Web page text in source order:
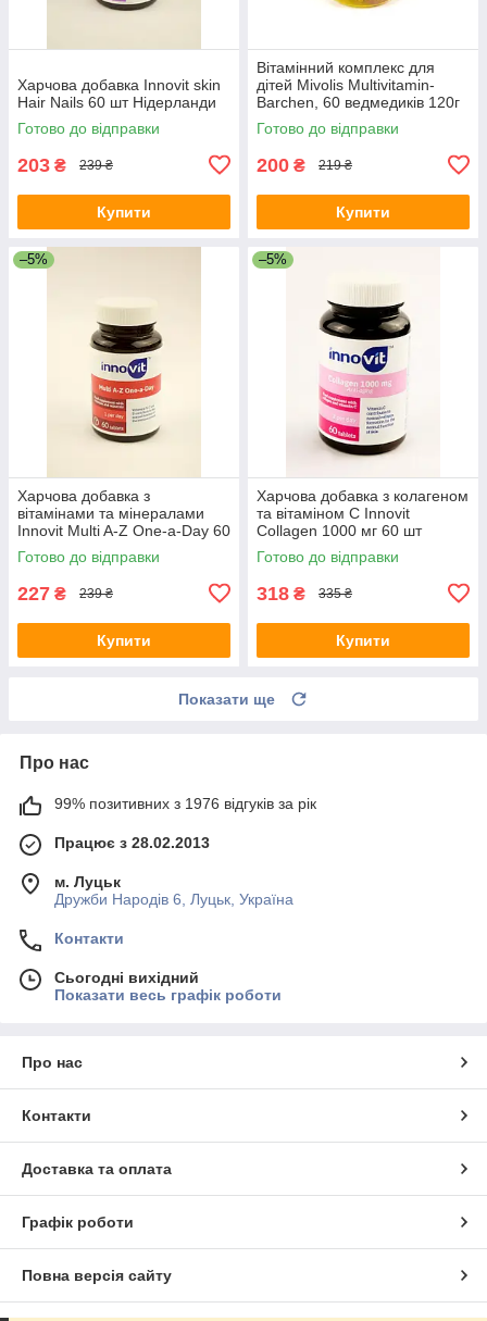
Харчова добавка Innovit skin
Hair Nails 60 шт Нідерланди
Готово до відправки
203 ₴ 239 ₴
Купити
Вітамінний комплекс для
дітей Mivolis Multivitamin-
Barchen, 60 ведмедиків 120г
(Німеччина)
Готово до відправки
200 ₴ 219 ₴
Купити
–5%
Харчова добавка з
вітамінами та мінералами
Innovit Multi A-Z One-a-Day 60
шт Нідерланди
Готово до відправки
227 ₴ 239 ₴
Купити
–5%
Харчова добавка з колагеном
та вітаміном С Innovit
Collagen 1000 мг 60 шт
Нідерланди
Готово до відправки
318 ₴ 335 ₴
Купити
Показати ще
Про нас
99% позитивних з 1976 відгуків за рік
Працює з 28.02.2013
м. Луцьк
Дружби Народів 6, Луцьк, Україна
Контакти
Сьогодні вихідний
Показати весь графік роботи
Про нас
Контакти
Доставка та оплата
Графік роботи
Повна версія сайту